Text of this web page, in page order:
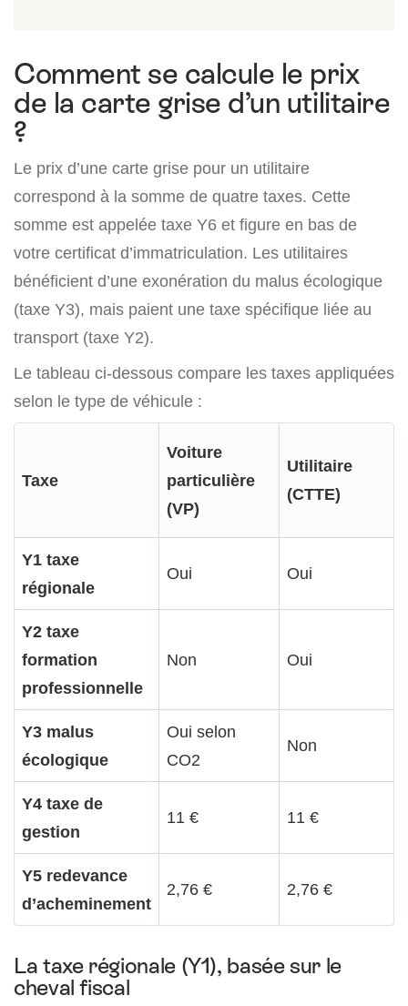
Comment se calcule le prix
de la carte grise d’un utilitaire
?
Le prix d’une carte grise pour un utilitaire
correspond à la somme de quatre taxes. Cette
somme est appelée taxe Y6 et figure en bas de
votre certificat d’immatriculation. Les utilitaires
bénéficient d’une exonération du malus écologique
(taxe Y3), mais paient une taxe spécifique liée au
transport (taxe Y2).
Le tableau ci-dessous compare les taxes appliquées
selon le type de véhicule :
Taxe
Voiture
particulière
(VP)
Utilitaire
(CTTE)
Y1 taxe
régionale
Oui Oui
Y2 taxe
formation
professionnelle
Non Oui
Y3 malus
écologique
Oui selon
CO2
Non
Y4 taxe de
gestion
11 € 11 €
Y5 redevance
d’acheminement
2,76 € 2,76 €
La taxe régionale (Y1), basée sur le
cheval fiscal